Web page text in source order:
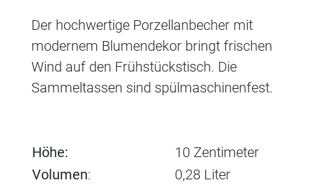
Der hochwertige Porzellanbecher mit
modernem Blumendekor bringt frischen
Wind auf den Frühstückstisch. Die
Sammeltassen sind spülmaschinenfest.
Höhe:
10 Zentimeter
Volumen:
0,28 Liter